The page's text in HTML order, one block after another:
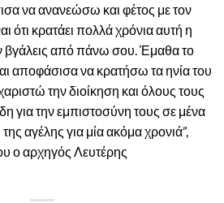
να ανανεώσω και φέτος με τον
ότι κρατάει πολλά χρόνια αυτή η
βγάλεις από πάνω σου. Έμαθα το
αποφάσισα να κρατήσω τα ηνία του
την διοίκηση και όλους τους
για την εμπιστοσύνη τους σε μένα
αγέλης για μία ακόμα χρονιά”,
ο αρχηγός Λευτέρης